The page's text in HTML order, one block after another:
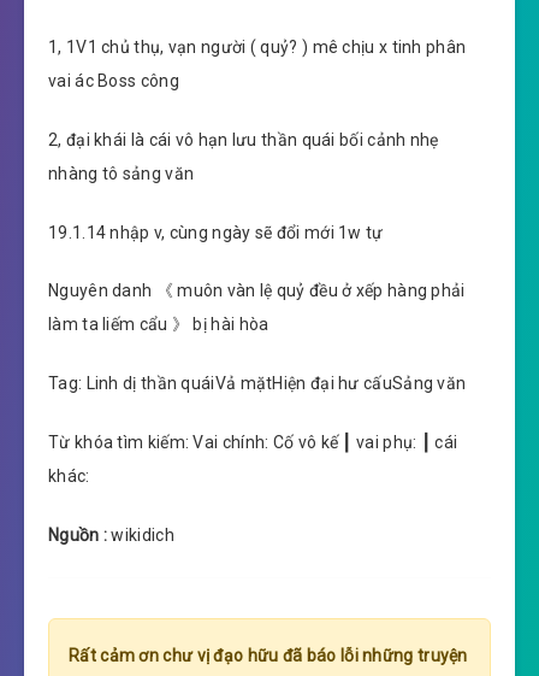
1, 1V1 chủ thụ, vạn người ( quỷ? ) mê chịu x tinh phân
vai ác Boss công
2, đại khái là cái vô hạn lưu thần quái bối cảnh nhẹ
nhàng tô sảng văn
19.1.14 nhập v, cùng ngày sẽ đổi mới 1w tự
Nguyên danh 《 muôn vàn lệ quỷ đều ở xếp hàng phải
làm ta liếm cẩu 》 bị hài hòa
Tag: Linh dị thần quáiVả mặtHiện đại hư cấuSảng văn
Từ khóa tìm kiếm: Vai chính: Cố vô kế ┃ vai phụ: ┃ cái
khác:
Nguồn :wikidich
Rất cảm ơn chư vị đạo hữu đã báo lỗi những truyện